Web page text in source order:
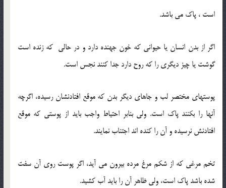
است ، پاک می باشد.
اگر از بدن انسان یا حیوانی که خون جهنده دارد و در حالی که زنده است
گوشت یا چیز دیگری را که روح دارد جدا کنند نجس است.
پوستهای مختصر لب و جاهای دیگر بدن که موقع افتادنشان رسیده، اگرچه
آنها را بکنند پاک است. ولی بنابر احتیاط واجب باید از پوستی که موقع
افتادنش نرسیده و آن را کنده اند اجتناب نمایند.
تخم مرغی که از شکم مرغ مرده بیرون می آید، اگر پوست روی آن سفت
شده باشد پاک است، ولی ظاهر آن را باید آب کشید.